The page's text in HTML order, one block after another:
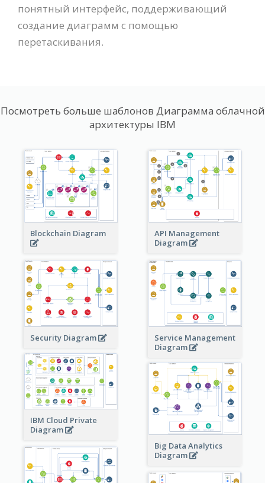
понятный интерфейс, поддерживающий
создание диаграмм с помощью
перетаскивания.
Посмотреть больше шаблонов Диаграмма облачной
архитектуры IBM
Blockchain Diagram
API Management
Diagram
Security Diagram
Service Management
Diagram
IBM Cloud Private
Diagram
Big Data Analytics
Diagram